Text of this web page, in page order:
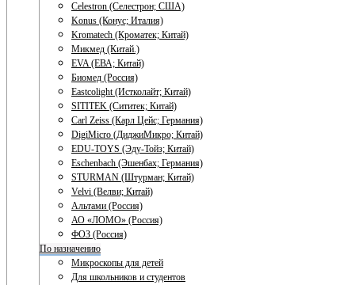
Celestron (Селестрон; США)
Konus (Конус; Италия)
Kromatech (Кроматек; Китай)
Микмед (Китай.)
EVA (ЕВА; Китай)
Биомед (Россия)
Eastcolight (Истколайт; Китай)
SITITEK (Сититек; Китай)
Carl Zeiss (Карл Цейс; Германия)
DigiMicro (ДиджиМикро; Китай)
EDU-TOYS (Эду-Тойз; Китай)
Eschenbach (Эшенбах; Германия)
STURMAN (Штурман; Китай)
Velvi (Велви; Китай)
Альтами (Россия)
АО «ЛОМО» (Россия)
ФОЗ (Россия)
По назначению
Микроскопы для детей
Для школьников и студентов